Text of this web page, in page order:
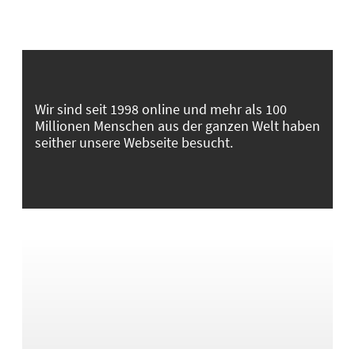
Wir sind seit 1998 online und mehr als 100
Millionen Menschen aus der ganzen Welt haben
seither unsere Webseite besucht.